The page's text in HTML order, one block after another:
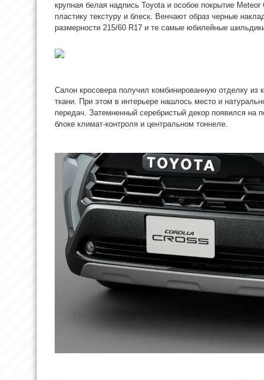
крупная белая надпись Toyota и особое покрытие
пластику текстуру и блеск. Венчают образ черные
размерности 215/60 R17 и те самые юбилейные
Салон кросовера получил комбинированную отделку из
ткани. При этом в интерьере нашлось место и
передач. Затемненный серебристый декор появился на
блоке климат-контроля и центральном тоннеле.